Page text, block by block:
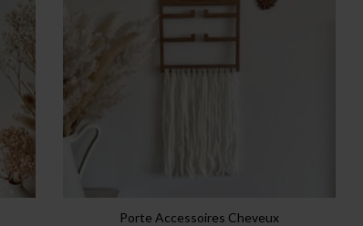
Porte Accessoires Cheveux